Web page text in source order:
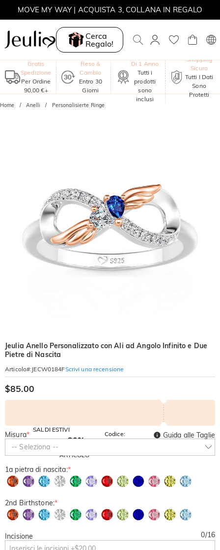
MOVE MY WAY | ACQUISTA 3, COLLANA IN REGALO
Cerca
Regalo!
Gratis
Spedizione
Per Ordine
90,00 €+
Reso &
Cambio
Entro 30
Giorni
Di 1 Anno
Tutti i
prodotti
sono
inclusi
Shopping
Sicuro
Tutti I Dati
Sono
Protetti
Home Anelli Personalisierte Ringe
Jeulia Anello Personalizzato con Ali ad Angolo Infinito e Due
Pietre di Nascita
Articolo#: JECW0184FScrivi una recensione
$85.00
SALDI ESTIVI
-10%
SU TUTTO
-30%
ARTICOLO
Codice:
SUMMER
Misura*
-- Seleziona --
Guida alle Taglie
1a pietra di nascita:*
2nd Birthstone:*
Incisione 0/16